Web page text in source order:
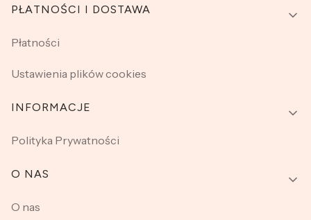
PŁATNOŚCI I DOSTAWA
Płatności
Ustawienia plików cookies
INFORMACJE
Polityka Prywatności
O NAS
O nas